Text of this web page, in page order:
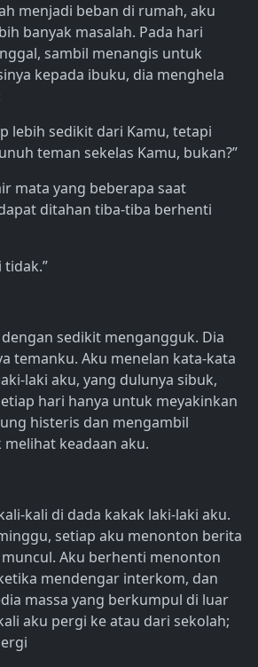
menjadi beban di rumah, aku
banyak masalah. Pada hari
sambil menangis untuk
kepada ibuku, dia menghela
lebih sedikit dari Kamu, tetapi
teman sekelas Kamu, bukan?”
mata yang beberapa saat
ditahan tiba-tiba berhenti
tidak.”
sedikit mengangguk. Dia
temanku. Aku menelan kata-kata
laki aku, yang dulunya sibuk,
hari hanya untuk meyakinkan
histeris dan mengambil
keadaan aku.
kali di dada kakak laki-laki aku.
setiap aku menonton berita
muncul. Aku berhenti menonton
mendengar interkom, dan
massa yang berkumpul di luar
aku pergi ke atau dari sekolah;